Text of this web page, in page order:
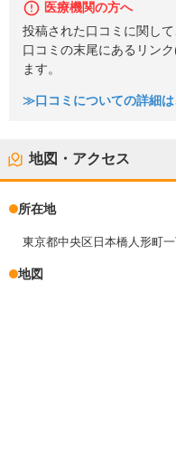
医療機関の方へ
投稿された口コミに関し
口コミの末尾にあるリン
ます。
≫口コミについての詳細は
地図・アクセス
所在地
東京都中央区日本橋人形町
地図